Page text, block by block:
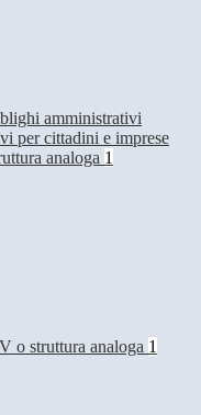
amministrativi
per cittadini e imprese
analoga 1
o struttura analoga 1